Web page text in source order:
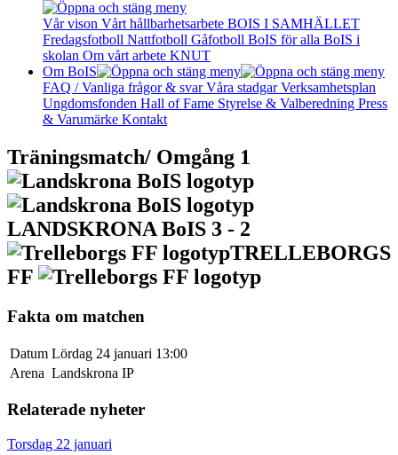
Vår vison Vårt hållbarhetsarbete BOIS I SAMHÄLLET
Fredagsfotboll Nattfotboll Gåfotboll BoIS för alla BoIS i
skolan Om vårt arbete KNUT
Om BoIS
FAQ / Vanliga frågor & svarVåra stadgarVerksamhetsplan
Ungdomsfonden Hall of Fame Styrelse & Valberedning Press
& Varumärke Kontakt
Träningsmatch/ Omgång 1
LANDSKRONA BoIS 3 - 2
TRELLEBORGS
FF
Fakta om matchen
Datum Lördag 24 januari 13:00
Arena Landskrona IP
Relaterade nyheter
Torsdag 22 januari